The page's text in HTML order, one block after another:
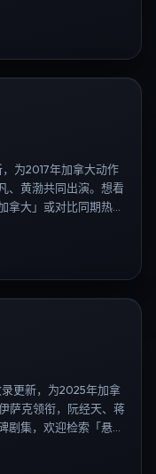
清等长尾词。
为2017年加拿大动作
、黄渤共同出演。想看
大」或对比同期热播
更新，为2025年加拿
萨克领衔，阮经天、蒋
剧集，欢迎检索「悬